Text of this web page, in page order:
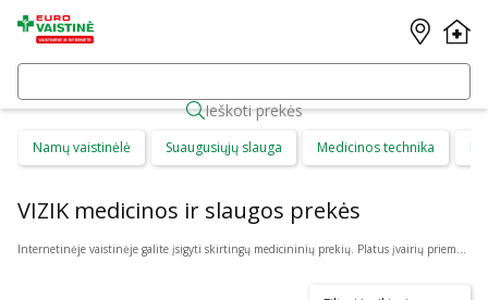
Ieškoti prekės
Namų vaistinėlė Suaugusiųjų slauga Medicinos technika
VIZIK medicinos ir slaugos prekės
Internetinėje vaistinėje galite įsigyti skirtingų medicininių prekių. Platus įvairių priemonių ir technikos pasirinkimas leis visiems pirkėjams lengviau rasti tai, ko jie ieško. Šioje prekių kategorijoje yra daugybė skirtingų medicinos priemonių ir priedų, pradedant specialiais kremais ir pleistrais, baigiant kapsulėmis ar drėkinančiais akių lašais. Jeigu jums sunku apsispręsti, kurie produktai būtų geriausias ar tinkamiausias pasirinkimas, mūsų konsultantai gali jums patarti nuotoliniu būdu: internetu aktyviame pokalbio lange, el. paštu ar telefonu.